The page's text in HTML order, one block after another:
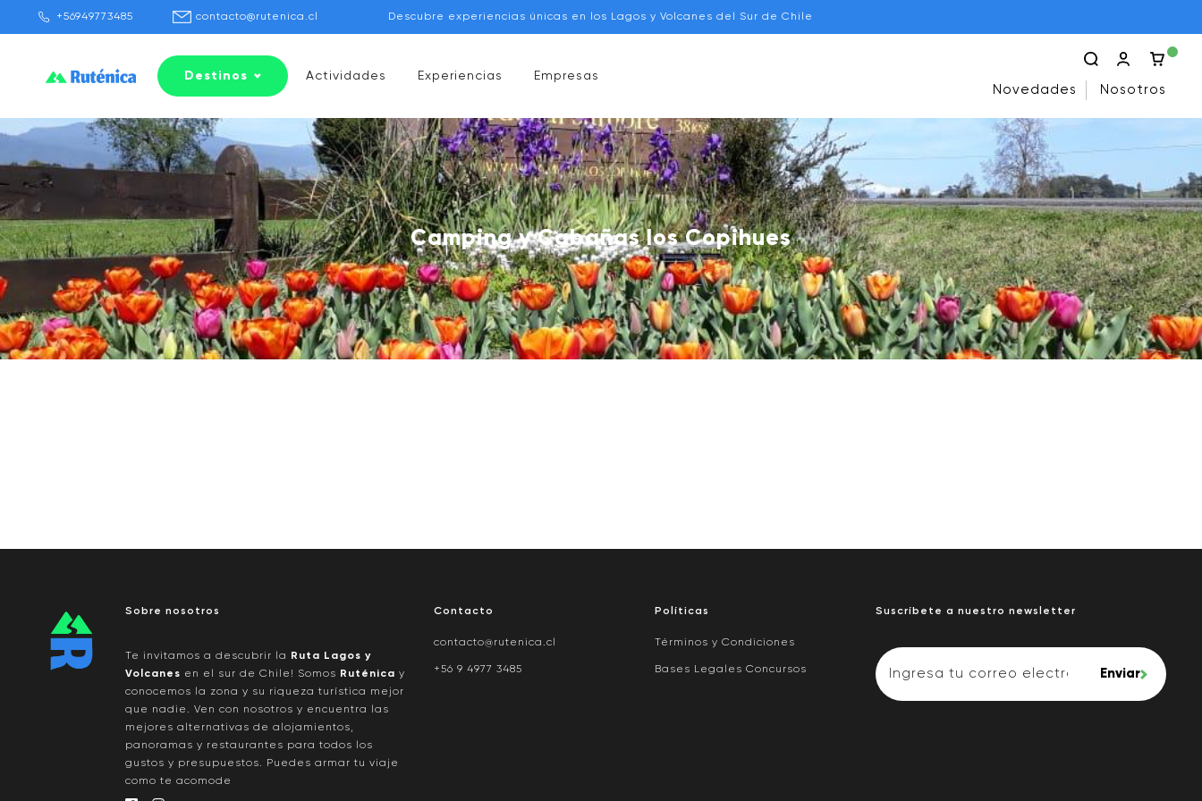
+56949773485 contacto@rutenica.cl Descubre experiencias únicas en los Lagos y Volcanes del Sur de Chile
Destinos Actividades Experiencias Empresas
Novedades Nosotros
Camping y Cabañas los Copihues
Sobre nosotros
Te invitamos a descubrir la Ruta Lagos y
Volcanes en el sur de Chile! Somos Ruténica y
conocemos la zona y su riqueza turística mejor
que nadie. Ven con nosotros y encuentra las
mejores alternativas de alojamientos,
panoramas y restaurantes para todos los
gustos y presupuestos. Puedes armar tu viaje
como te acomode
Contacto
contacto@rutenica.cl
+56 9 4977 3485
Políticas
Términos y Condiciones
Bases Legales Concursos
Suscríbete a nuestro newsletter
Enviar